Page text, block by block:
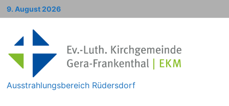
Zum
Inhalt
9. August 2026
Ausstrahlungsbereich Rüdersdorf